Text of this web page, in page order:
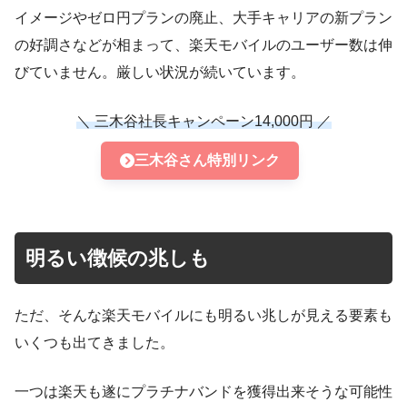
イメージやゼロ円プランの廃止、大手キャリアの新プラン
の好調さなどが相まって、楽天モバイルのユーザー数は伸
びていません。厳しい状況が続いています。
＼ 三木谷社長キャンペーン14,000円 ／
三木谷さん特別リンク
明るい徴候の兆しも
ただ、そんな楽天モバイルにも明るい兆しが見える要素も
いくつも出てきました。
一つは楽天も遂にプラチナバンドを獲得出来そうな可能性